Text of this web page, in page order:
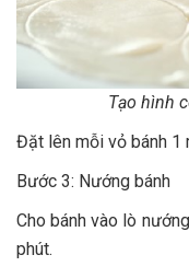
Tạo hình
Đặt lên mỗi vỏ bánh 1
Bước 3: Nướng bánh
Cho bánh vào lò
phút.